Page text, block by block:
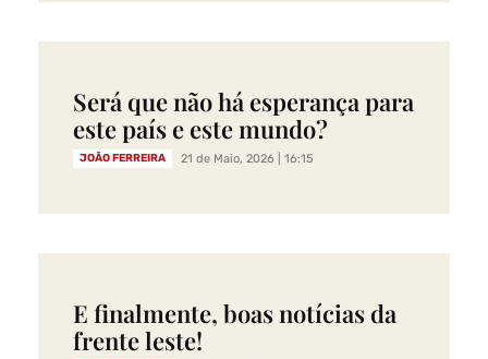
Será que não há esperança para
este país e este mundo?
JOÃO FERREIRA 21 de Maio, 2026 | 16:15
E finalmente, boas notícias da
frente leste!